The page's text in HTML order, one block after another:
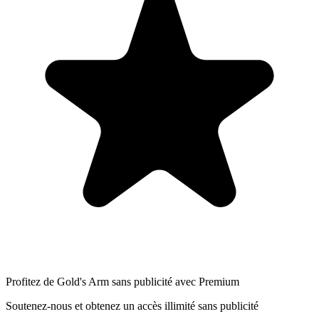
Profitez de Gold's Arm sans publicité avec Premium
Soutenez-nous et obtenez un accès illimité sans publicité